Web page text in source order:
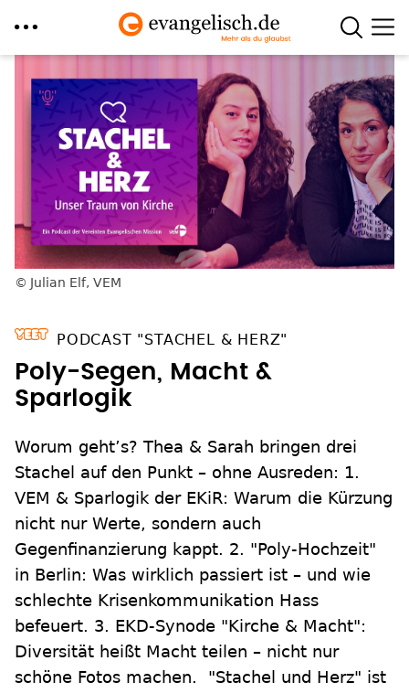
zum
Julian Elf, VEM
PODCAST "STACHEL & HERZ"
Poly-Segen, Macht &
Sparlogik
Worum geht’s? Thea & Sarah bringen drei
Stachel auf den Punkt – ohne Ausreden: 1.
VEM & Sparlogik der EKiR: Warum die Kürzung
nicht nur Werte, sondern auch
Gegenfinanzierung kappt. 2. "Poly-Hochzeit"
in Berlin: Was wirklich passiert ist – und wie
schlechte Krisenkommunikation Hass
befeuert. 3. EKD-Synode "Kirche & Macht":
Diversität heißt Macht teilen – nicht nur
schöne Fotos machen. ￼ "Stachel und Herz" ist